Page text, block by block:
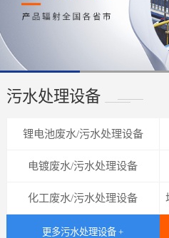
污水处理设备
锂电池废水/污水处理设备
电镀废水/污水处理设备
化工废水/污水处理设备
更多污水处理设备 +